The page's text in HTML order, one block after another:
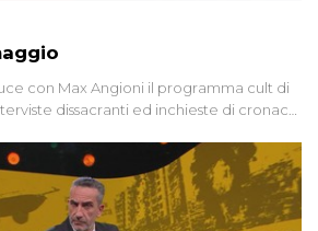
con Max Angioni il programma cult di
dissacranti ed inchieste di cronaca